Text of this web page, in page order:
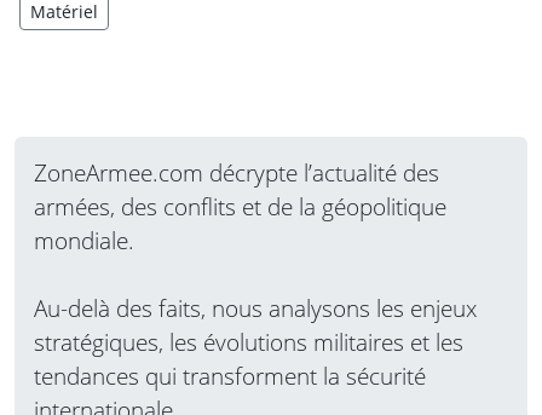
Matériel
ZoneArmee.com décrypte l’actualité des
armées, des conflits et de la géopolitique
mondiale.
Au-delà des faits, nous analysons les enjeux
stratégiques, les évolutions militaires et les
tendances qui transforment la sécurité